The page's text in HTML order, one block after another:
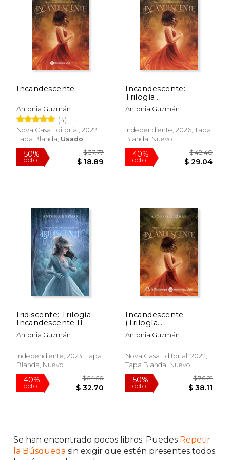
40%
dcto. $ 28.12
50%
dcto.
Incandescente
Antonia Guzmán
(4)
Nova Casa Editorial, 2022,
Tapa Blanda, Usado
50%
dcto. $ 18.89
Incandescente:
Trilogía
Incandescente I
(FIRMADO)
Antonia Guzmán
Independiente, 2026, Tapa
Blanda, Nuevo
40%
dcto.
Iridiscente: Trilogía
Incandescente II
Antonia Guzmán
Independiente, 2023, Tapa
Blanda, Nuevo
Incandescente
(Trilogía
incandescente 1)
Antonia Guzmán
Nova Casa Editorial, 2022,
Tapa Blanda, Nuevo
Se han encontrado pocos libros. Puedes Repetir
la Búsqueda sin exigir que estén presentes todos